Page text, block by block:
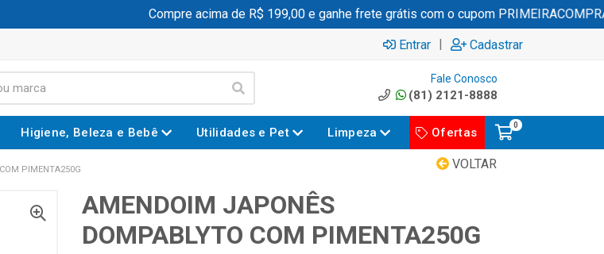
Compre acima de R$ 199,00 e ganhe frete grátis com o cupom PRIMEIRACOMPRA
Entrar | Cadastrar
Fale Conosco
(81) 2121-8888
Higiene, Beleza e Bebê Utilidades e Pet Limpeza Ofertas
0
VOLTAR
PIMENTA250G
AMENDOIM JAPONÊS
DOMPABLYTO COM PIMENTA250G